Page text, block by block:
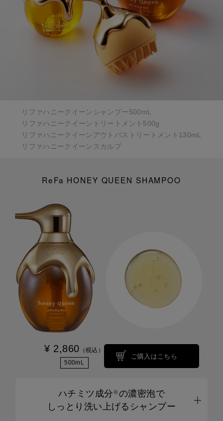
リファハニークイーンシャンプー500mL
リファハニークイーントリートメント500g
リファハニークイーンアウトバストリートメント130mL
リファハニークイーンスカルプ
ReFa HONEY QUEEN SHAMPOO
¥ 2,860 （税込）
500mL
ご購入はこちら
ハチミツ成分※の濃密泡で
しっとり洗い上げるシャンプー